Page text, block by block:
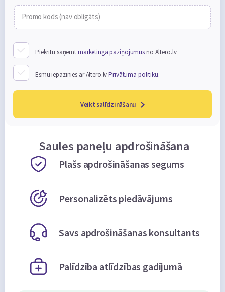
Saules paneļu apdrošināšana
Plašs apdrošināšanas segums
Personalizēts piedāvājums
Savs apdrošināšanas konsultants
Palīdzība atlīdzības gadījumā
Promo kods (nav obligāts)
Piekrītu saņemtmārketinga paziņojumusno Altero.lv
Esmu iepazinies ar Altero.lvPrivātuma politiku.
Veikt salīdzināšanu